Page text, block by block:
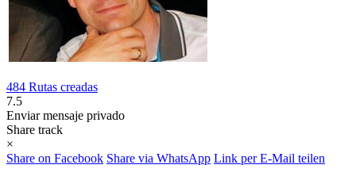
484 Rutas creadas
7.5
Enviar mensaje privado
Share track
×
Share on Facebook Share via WhatsApp Link per E-Mail teilen